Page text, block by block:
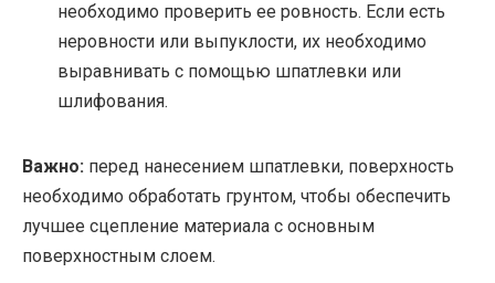
необходимо проверить ее ровность. Если есть
неровности или выпуклости, их необходимо
выравнивать с помощью шпатлевки или
шлифования.
Важно: перед нанесением шпатлевки, поверхность
необходимо обработать грунтом, чтобы обеспечить
лучшее сцепление материала с основным
поверхностным слоем.